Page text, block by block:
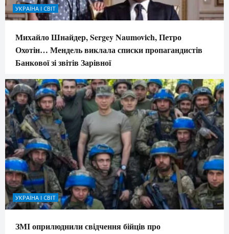
УКРАЇНА І СВІТ
Михайло Шнайдер, Sergey Naumovich, Петро
Охотін… Мендель виклала списки пропагандистів
Банкової зі звітів Зарівної
УКРАЇНА І СВІТ
ЗМІ оприлюднили свідчення бійців про